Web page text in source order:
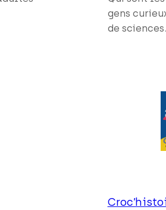
gens
de